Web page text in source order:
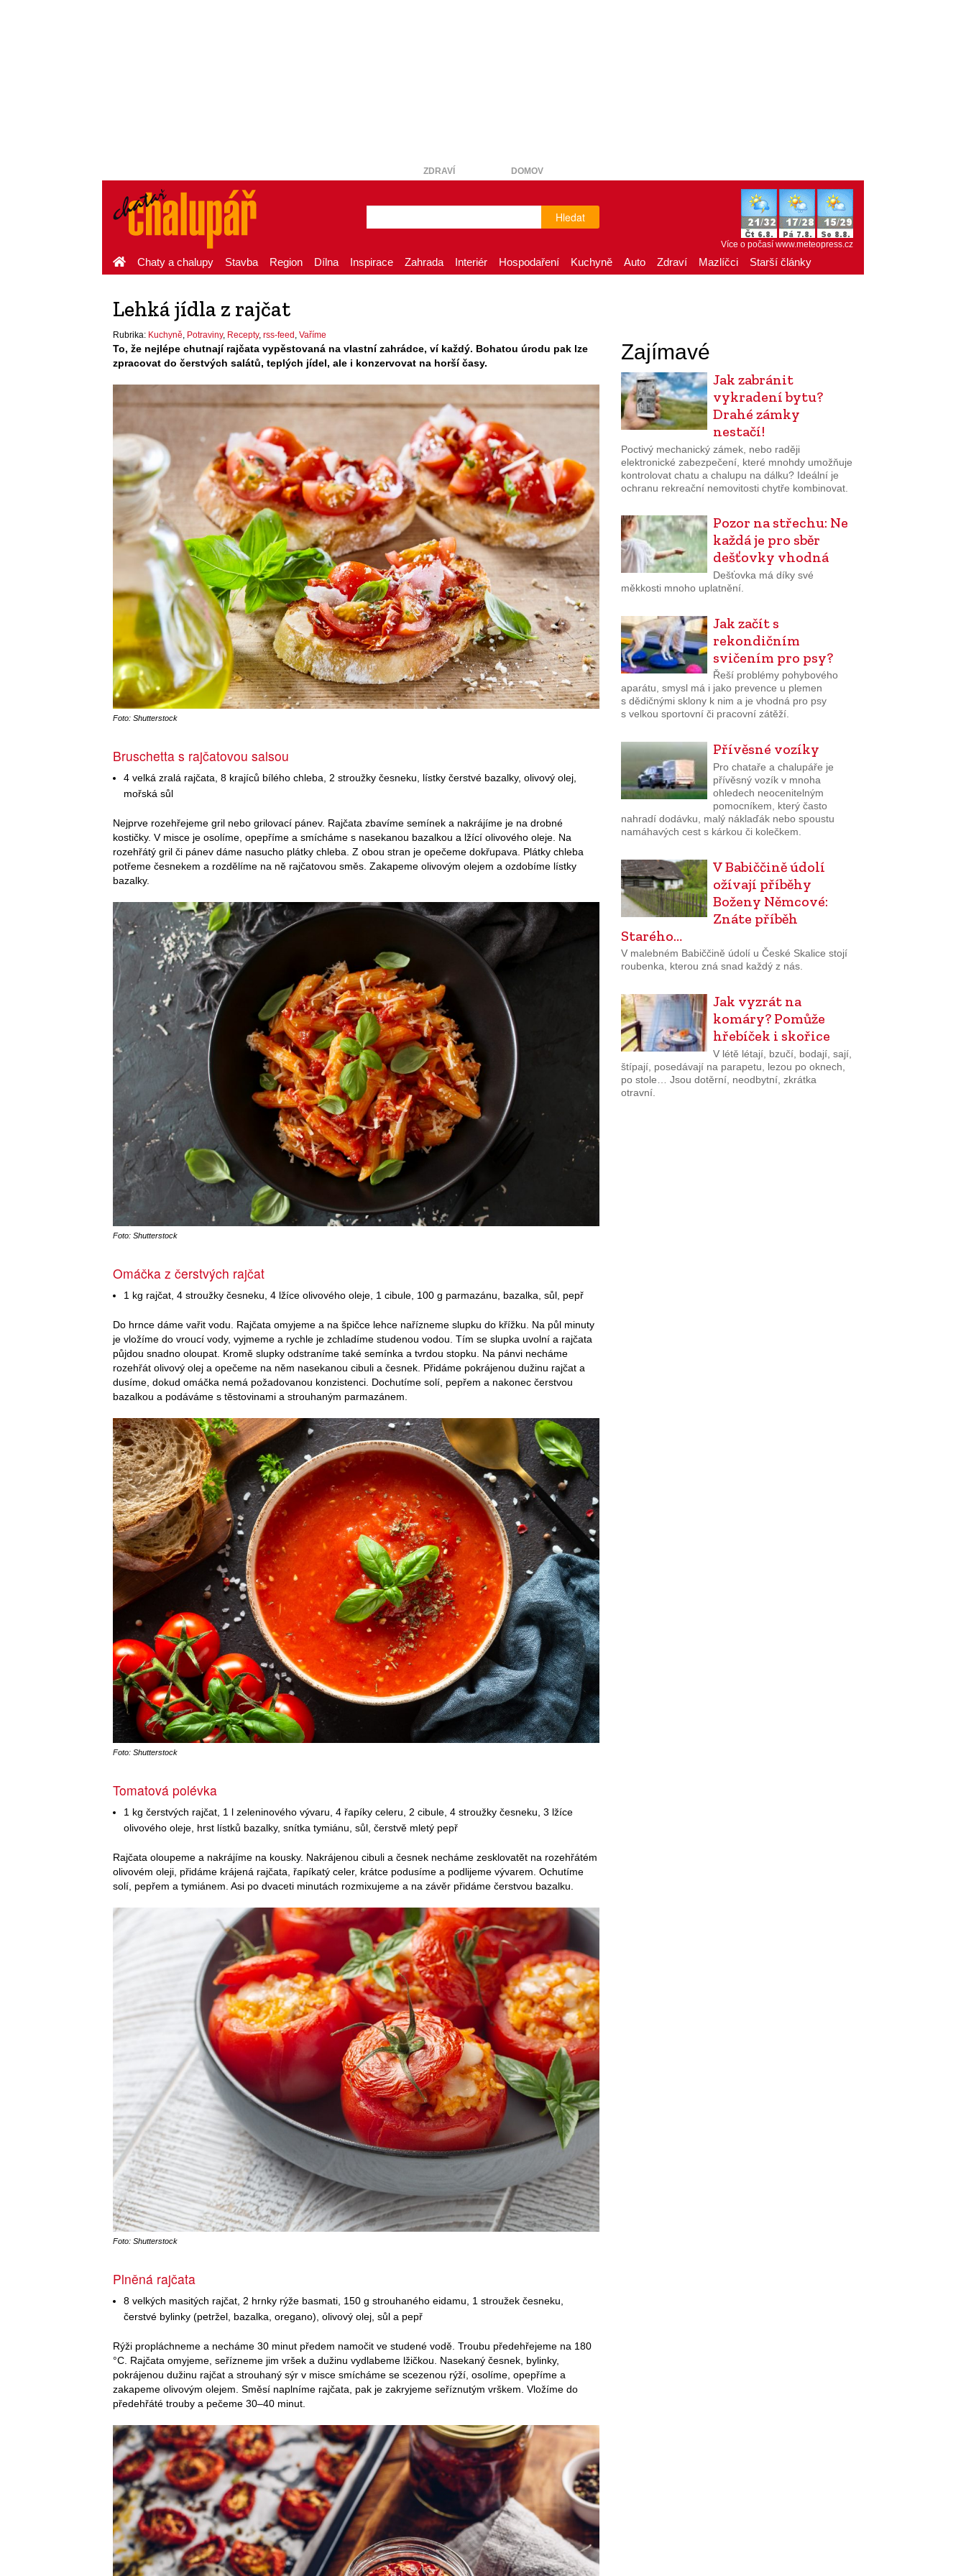
ZDRAVÍ DOMOV
Hledat
Více o počasí www.meteopress.cz
Chaty a chalupy Stavba Region Dílna Inspirace Zahrada Interiér Hospodaření Kuchyně Auto Zdraví Mazlíčci Starší články
Lehká jídla z rajčat
Rubrika: Kuchyně Potraviny, Recepty, rss-feed Vaříme
To, že nejlépe chutnají rajčata vypěstovaná na vlastní zahrádce, ví každý. Bohatou úrodu pak lze
zpracovat do čerstvých salátů, teplých jídel, ale i konzervovat na horší časy.
Foto: Shutterstock
Bruschetta s rajčatovou salsou
4 velká zralá rajčata, 8 krajíců bílého chleba, 2 stroužky česneku, lístky čerstvé bazalky, olivový olej,
mořská sůl
Nejprve rozehřejeme gril nebo grilovací pánev. Rajčata zbavíme semínek a nakrájíme je na drobné
kostičky. V misce je osolíme, opepříme a smícháme s nasekanou bazalkou a lžící olivového oleje. Na
rozehřátý gril či pánev dáme nasucho plátky chleba. Z obou stran je opečeme dokřupava. Plátky chleba
potřeme česnekem a rozdělíme na ně rajčatovou směs. Zakapeme olivovým olejem a ozdobíme lístky
bazalky.
Foto: Shutterstock
Omáčka z čerstvých rajčat
1 kg rajčat, 4 stroužky česneku, 4 lžíce olivového oleje, 1 cibule, 100 g parmazánu, bazalka, sůl, pepř
Do hrnce dáme vařit vodu. Rajčata omyjeme a na špičce lehce nařízneme slupku do křížku. Na půl minuty
je vložíme do vroucí vody, vyjmeme a rychle je zchladíme studenou vodou. Tím se slupka uvolní a rajčata
půjdou snadno oloupat. Kromě slupky odstraníme také semínka a tvrdou stopku. Na pánvi necháme
rozehřát olivový olej a opečeme na něm nasekanou cibuli a česnek. Přidáme pokrájenou dužinu rajčat a
dusíme, dokud omáčka nemá požadovanou konzistenci. Dochutíme solí, pepřem a nakonec čerstvou
bazalkou a podáváme s těstovinami a strouhaným parmazánem.
Foto: Shutterstock
Tomatová polévka
1 kg čerstvých rajčat, 1 l zeleninového vývaru, 4 řapíky celeru, 2 cibule, 4 stroužky česneku, 3 lžíce
olivového oleje, hrst lístků bazalky, snítka tymiánu, sůl, čerstvě mletý pepř
Rajčata oloupeme a nakrájíme na kousky. Nakrájenou cibuli a česnek necháme zesklovatět na rozehřátém
olivovém oleji, přidáme krájená rajčata, řapíkatý celer, krátce podusíme a podlijeme vývarem. Ochutíme
solí, pepřem a tymiánem. Asi po dvaceti minutách rozmixujeme a na závěr přidáme čerstvou bazalku.
Foto: Shutterstock
Plněná rajčata
8 velkých masitých rajčat, 2 hrnky rýže basmati, 150 g strouhaného eidamu, 1 stroužek česneku,
čerstvé bylinky (petržel, bazalka, oregano), olivový olej, sůl a pepř
Rýži propláchneme a necháme 30 minut předem namočit ve studené vodě. Troubu předehřejeme na 180
°C. Rajčata omyjeme, seřízneme jim vršek a dužinu vydlabeme lžičkou. Nasekaný česnek, bylinky,
pokrájenou dužinu rajčat a strouhaný sýr v misce smícháme se scezenou rýží, osolíme, opepříme a
zakapeme olivovým olejem. Směsí naplníme rajčata, pak je zakryjeme seříznutým vrškem. Vložíme do
předehřáté trouby a pečeme 30–40 minut.
Zajímavé
Jak zabránit
vykradení bytu?
Drahé zámky
nestačí!
Poctivý mechanický zámek, nebo raději
elektronické zabezpečení, které mnohdy umožňuje
kontrolovat chatu a chalupu na dálku? Ideální je
ochranu rekreační nemovitosti chytře kombinovat.
Pozor na střechu: Ne
každá je pro sběr
dešťovky vhodná
Dešťovka má díky své
měkkosti mnoho uplatnění.
Jak začít s
rekondičním
svičením pro psy?
Řeší problémy pohybového
aparátu, smysl má i jako prevence u plemen
s dědičnými sklony k nim a je vhodná pro psy
s velkou sportovní či pracovní zátěží.
Přívěsné vozíky
Pro chataře a chalupáře je
přívěsný vozík v mnoha
ohledech neocenitelným
pomocníkem, který často
nahradí dodávku, malý náklaďák nebo spoustu
namáhavých cest s kárkou či kolečkem.
V Babiččině údolí
ožívají příběhy
Boženy Němcové:
Znáte příběh
Starého…
V malebném Babiččině údolí u České Skalice stojí
roubenka, kterou zná snad každý z nás.
Jak vyzrát na
komáry? Pomůže
hřebíček i skořice
V létě létají, bzučí, bodají, sají,
štípají, posedávají na parapetu, lezou po oknech,
po stole… Jsou dotěrní, neodbytní, zkrátka
otravní.